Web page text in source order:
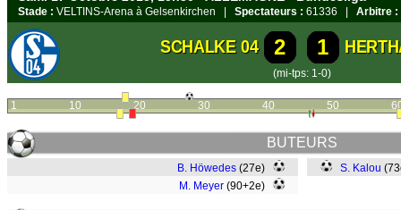
Stade : VELTINS-Arena à Gelsenkirchen | Spectateurs : 61336 | Arbitre :
SCHALKE 04 2 1
(mi-tps: 1-0)
1 10 20 30 40 50
BUTEURS
B. Höwedes (27e)
M. Meyer (90+2e)
S. Kalou